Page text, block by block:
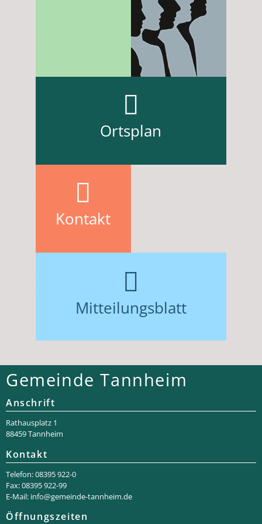
Ortsplan
Kontakt
Mitteilungsblatt
Gemeinde Tannheim
Anschrift
Rathaus­platz 1
88459 Tannheim
Kontakt
Telefon: 08395 922-0
Fax: 08395 922-99
E-Mail: info@gemeinde-tannheim.de
Öffnungszeiten